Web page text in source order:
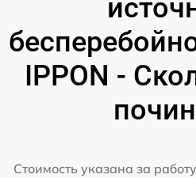
IPPON -
Стоимость указана за